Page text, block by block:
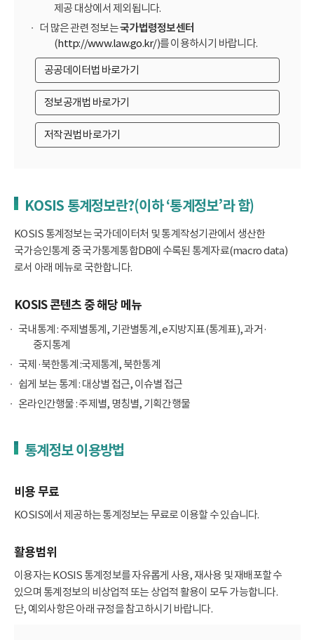
제공 대상에서 제외됩니다.
더 많은 관련 정보는국가법령정보센터
(http://www.law.go.kr/)를 이용하시기 바랍니다.
공공데이터법 바로가기
정보공개법 바로가기
저작권법 바로가기
KOSIS 통계정보란?(이하 ‘통계정보’라 함)
KOSIS 통계정보는 국가데이터처 및 통계작성기관에서 생산한
국가승인통계 중 국가통계통합DB에 수록된 통계자료(macro data)
로서 아래 메뉴로 국한합니다.
KOSIS 콘텐츠 중 해당 메뉴
국내통계 : 주제별통계, 기관별통계, e지방지표(통계표), 과거·
중지통계
국제·북한통계 :국제통계, 북한통계
쉽게 보는 통계 : 대상별 접근, 이슈별 접근
온라인간행물 : 주제별, 명칭별, 기획간행물
통계정보 이용방법
비용 무료
KOSIS에서 제공하는 통계정보는 무료로 이용할 수 있습니다.
활용범위
이용자는 KOSIS 통계정보를 자유롭게 사용, 재사용 및 재배포할 수
있으며 통계정보의 비상업적 또는 상업적 활용이 모두 가능합니다.
단, 예외사항은 아래 규정을 참고하시기 바랍니다.